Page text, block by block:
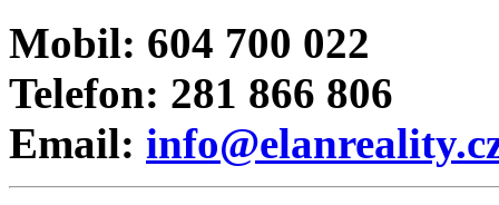
Mobil: 604 700 022
Telefon: 281 866 806
Email: